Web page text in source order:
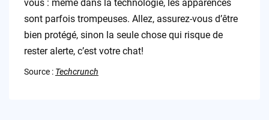
vous : même dans la technologie, les apparences
sont parfois trompeuses. Allez, assurez-vous d’être
bien protégé, sinon la seule chose qui risque de
rester alerte, c’est votre chat!
Source : Techcrunch